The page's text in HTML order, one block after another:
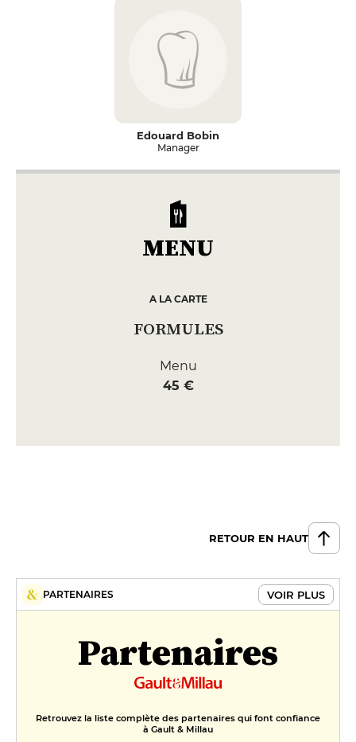
Edouard Bobin
Manager
MENU
A LA CARTE
FORMULES
Menu
45 €
RETOUR EN HAUT
PARTENAIRES VOIR PLUS
Partenaires
Retrouvez la liste complète des partenaires qui font confiance
à Gault & Millau